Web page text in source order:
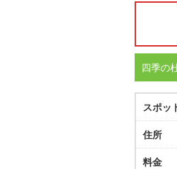
四季の
スポッ
住所
料金